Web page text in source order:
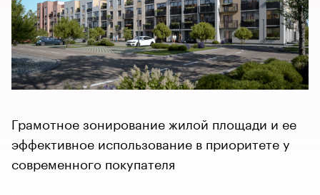
Грамотное зонирование жилой площади и ее
эффективное использование в приоритете у
современного покупателя